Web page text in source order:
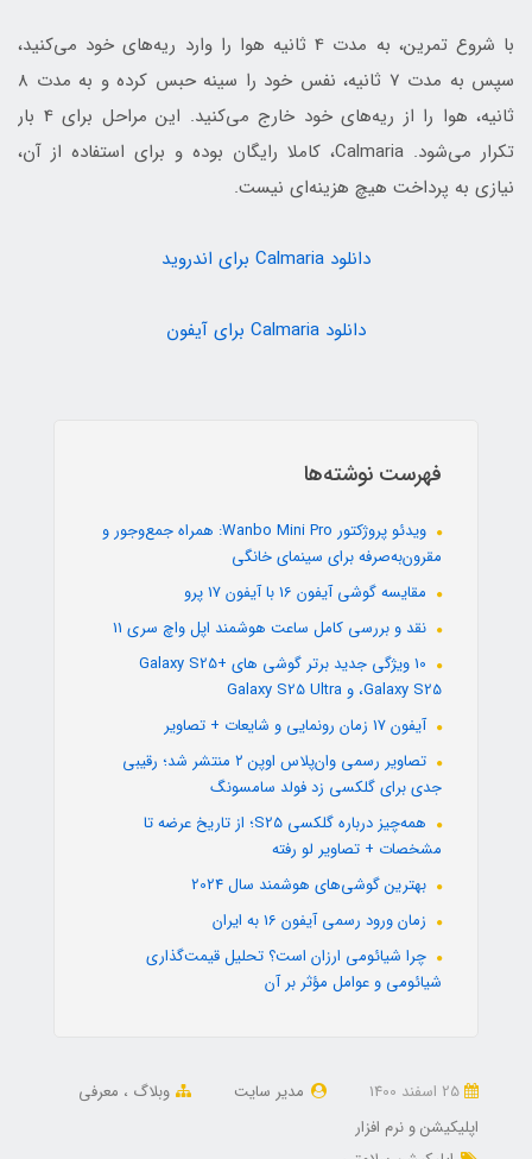
با شروع تمرین، به مدت 4 ثانیه هوا را وارد ریه‌های خود می‌کنید،
سپس به مدت 7 ثانیه، نفس خود را سینه حبس کرده و به مدت 8
ثانیه، هوا را از ریه‌های خود خارج می‌کنید. این مراحل برای 4 بار
تکرار می‌شود. Calmaria، کاملا رایگان بوده و برای استفاده از آن،
نیازی به پرداخت هیچ هزینه‌ای نیست.
دانلود Calmaria برای اندروید
دانلود Calmaria برای آیفون
فهرست نوشته‌ها
ویدئو پروژکتور Wanbo Mini Pro: همراه جمع‌وجور و
مقرون‌به‌صرفه برای سینمای خانگی
مقایسه گوشی آیفون 16 با آیفون 17 پرو
نقد و بررسی کامل ساعت هوشمند اپل واچ سری 11
10 ویژگی جدید برتر گوشی های +Galaxy S25
،Galaxy S25 و Galaxy S25 Ultra
آیفون 17 زمان رونمایی و شایعات + تصاویر
تصاویر رسمی وان‌پلاس اوپن ۲ منتشر شد؛ رقیبی
جدی برای گلکسی زد فولد سامسونگ
همه‌چیز درباره گلکسی S25؛ از تاریخ عرضه تا
مشخصات + تصاویر لو رفته
بهترین گوشی‌های هوشمند سال 2024
زمان ورود رسمی آیفون 16 به ایران
چرا شیائومی ارزان است؟ تحلیل قیمت‌گذاری
شیائومی و عوامل مؤثر بر آن
مدیر سایت وبلاگ
معرفی
اپلیکیشن و نرم افزار